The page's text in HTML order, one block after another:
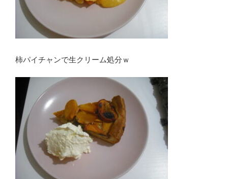
柿パイチャンで生クリーム処分ｗ